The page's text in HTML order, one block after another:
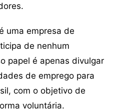
uma empresa de
de nenhum
papel é apenas divulgar
de emprego para
com o objetivo de
voluntária.